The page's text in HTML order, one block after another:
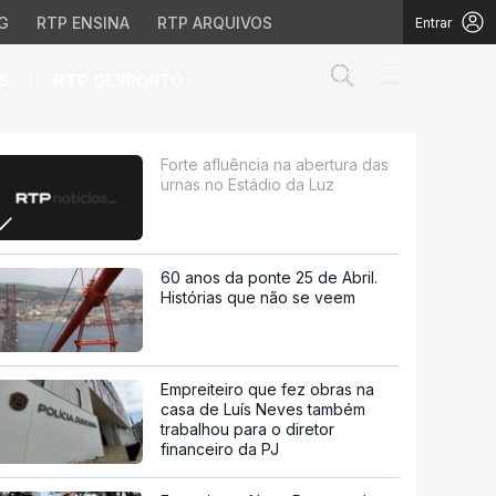
RTP ENSINA RTP ARQUIVOS Entrar
da Luz
Forte afluência na abertura das
urnas no Estádio da Luz
60 anos da ponte 25 de Abril.
Histórias que não se veem
Empreiteiro que fez obras na
casa de Luís Neves também
trabalhou para o diretor
financeiro da PJ